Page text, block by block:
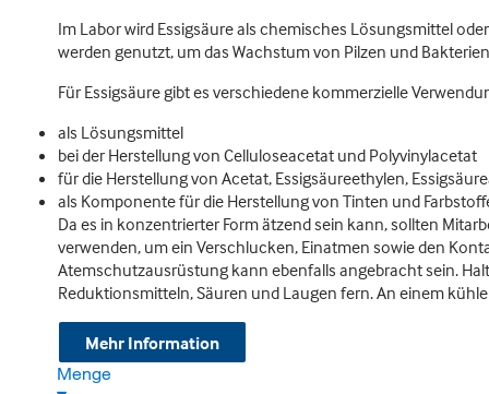
Im Labor wird Essigsäure als chemisches Lösungsmittel
werden genutzt, um das Wachstum von Pilzen und
Für Essigsäure gibt es verschiedene kommerzielle
als Lösungsmittel
bei der Herstellung von Celluloseacetat und Polyvinylacetat
für die Herstellung von Acetat, Essigsäureethylen,
als Komponente für die Herstellung von Tinten und
Da es in konzentrierter Form ätzend sein kann, sollten
verwenden, um ein Verschlucken, Einatmen sowie den
Atemschutzausrüstung kann ebenfalls angebracht sein.
Reduktionsmitteln, Säuren und Laugen fern. An einem
Mehr Information
Menge